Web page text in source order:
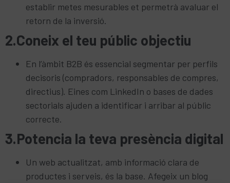
establir metes mesurables et permetrà avaluar el
retorn de la inversió.
2.Coneix el teu públic objectiu
En l’àmbit B2B és essencial segmentar per perfils
decisoris (compradors, responsables de compres,
directius). Eines com LinkedIn o bases de dades
sectorials ajuden a identificar i arribar al públic
correcte.
3.Potencia la teva presència digital
Un web actualitzat, amb informació clara de
productes i serveis, és la base. Afegeix un blog